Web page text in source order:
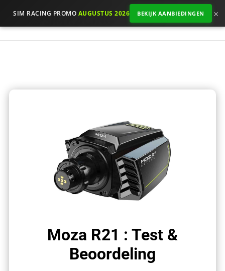
SIM RACING PROMO AUGUSTUS 2026 BEKIJK AANBIEDINGEN ×
Moza R21 : Test &
Beoordeling